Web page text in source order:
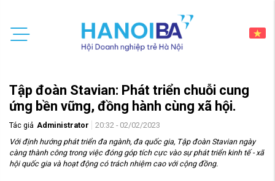
Tập đoàn Stavian: Phát triển chuỗi cung
ứng bền vững, đồng hành cùng xã hội.
Tác giả Administrator
20:32 - 02/02/2023
Với định hướng phát triển đa ngành, đa quốc gia, Tập đoànStavian ngày
càng thành công trong việc đóng góp tích cựcvào sự phát triển kinh tế- xã
hộiquốc gia và hoạt động có trách nhiệm cao với cộng đồng.